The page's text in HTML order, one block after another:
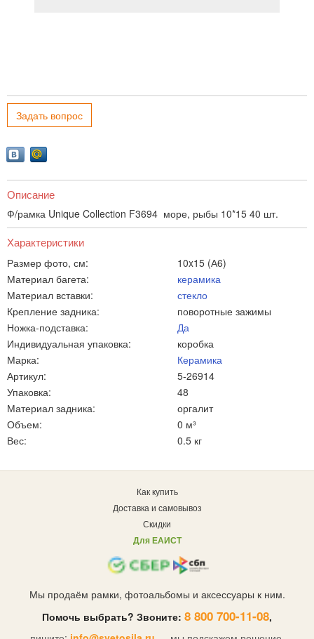
Задать вопрос
Описание
Ф/рамка Unique Collection F3694 море, рыбы 10*15 40 шт.
Характеристики
Размер фото, см:
10x15 (А6)
Материал багета:
керамика
Материал вставки:
стекло
Крепление задника:
поворотные зажимы
Ножка-подставка:
Да
Индивидуальная упаковка:
коробка
Марка:
Керамика
Артикул:
5-26914
Упаковка:
48
Материал задника:
оргалит
Объем:
0 м³
Вес:
0.5 кг
Как купить
Доставка и самовывоз
Скидки
Для ЕАИСТ
Мы продаём рамки, фотоальбомы и аксессуары к ним.
Помочь выбрать? Звоните: 8 800 700-11-08,